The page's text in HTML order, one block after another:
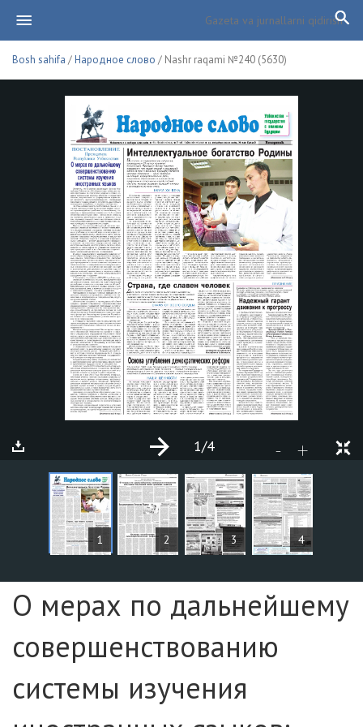
Bosh sahifa /Народное слово / Nashr raqami №240 (5630)
1 2 3 4
- +
1/4
MAQOLALAR
Sahifa №1
О мерах по дальнейшему
совершенствованию
системы изучения